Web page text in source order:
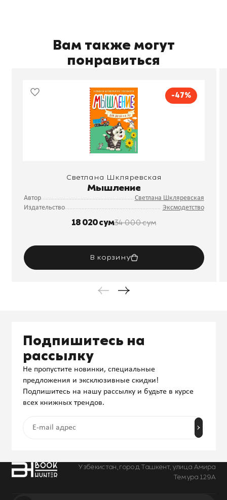
Вам также могут
понравиться
-47%
Светлана Шкляревская
Мышление
Автор
Светлана Шкляревская
Издательство
Эксмодетство
18 020 сум34 000 сум
В корзину
Узбекистан, город Ташкент, улица Амира
Темура 129А
Подпишитесь на
рассылку
Не пропустите новинки, специальные
предложения и эксклюзивные скидки!
Подпишитесь на нашу рассылку и будьте в курсе
всех книжных трендов.